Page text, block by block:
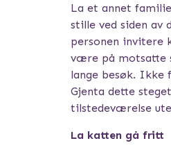
La et annet
stille ved siden av
personen invitere
være på motsatte
lange besøk. Ikke
Gjenta dette
tilstedeværelse
La katten gå fritt